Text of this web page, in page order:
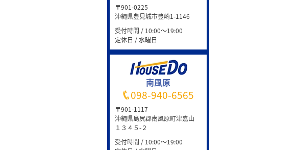
〒901-0225
沖縄県豊見城市豊崎1-1146
受付時間 / 10:00～19:00
定休日 / 水曜日
南風原
098-940-6565
〒901-1117
沖縄県島尻郡南風原町津嘉山
１３４５-２
受付時間 / 10:00～19:00